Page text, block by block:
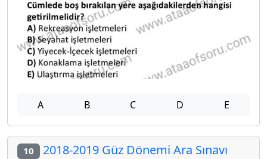
A B C D E
10 2018-2019 Güz Dönemi Ara Sınavı